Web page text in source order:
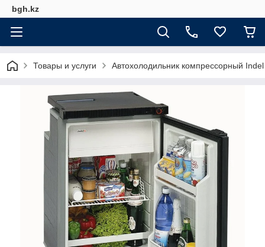
bgh.kz
Товары и услуги Автохолодильник компрессорный